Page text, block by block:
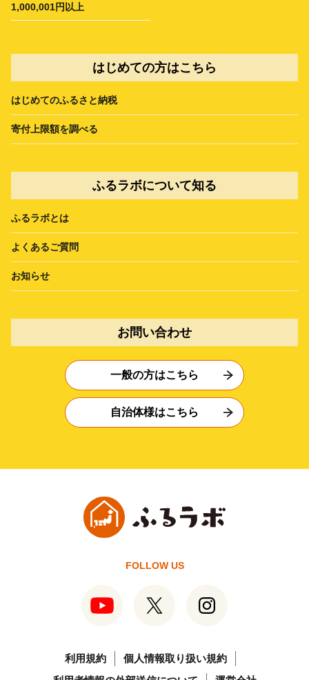
1,000,001円以上
はじめての方はこちら
はじめてのふるさと納税
寄付上限額を調べる
ふるラボについて知る
ふるラボとは
よくあるご質問
お知らせ
お問い合わせ
一般の方はこちら
自治体様はこちら
FOLLOW US
利用規約
個人情報取り扱い規約